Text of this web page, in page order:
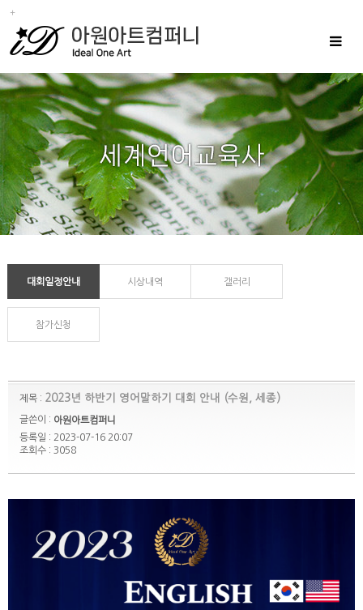
Toggle
대회일정안내 시상내역 갤러리
참가신청
제목 : 2023년 하반기 영어말하기 대회 안내 (수원, 세종)
글쓴이 : 아원아트컴퍼니
등록일 : 2023-07-16 20:07
조회수 : 3058